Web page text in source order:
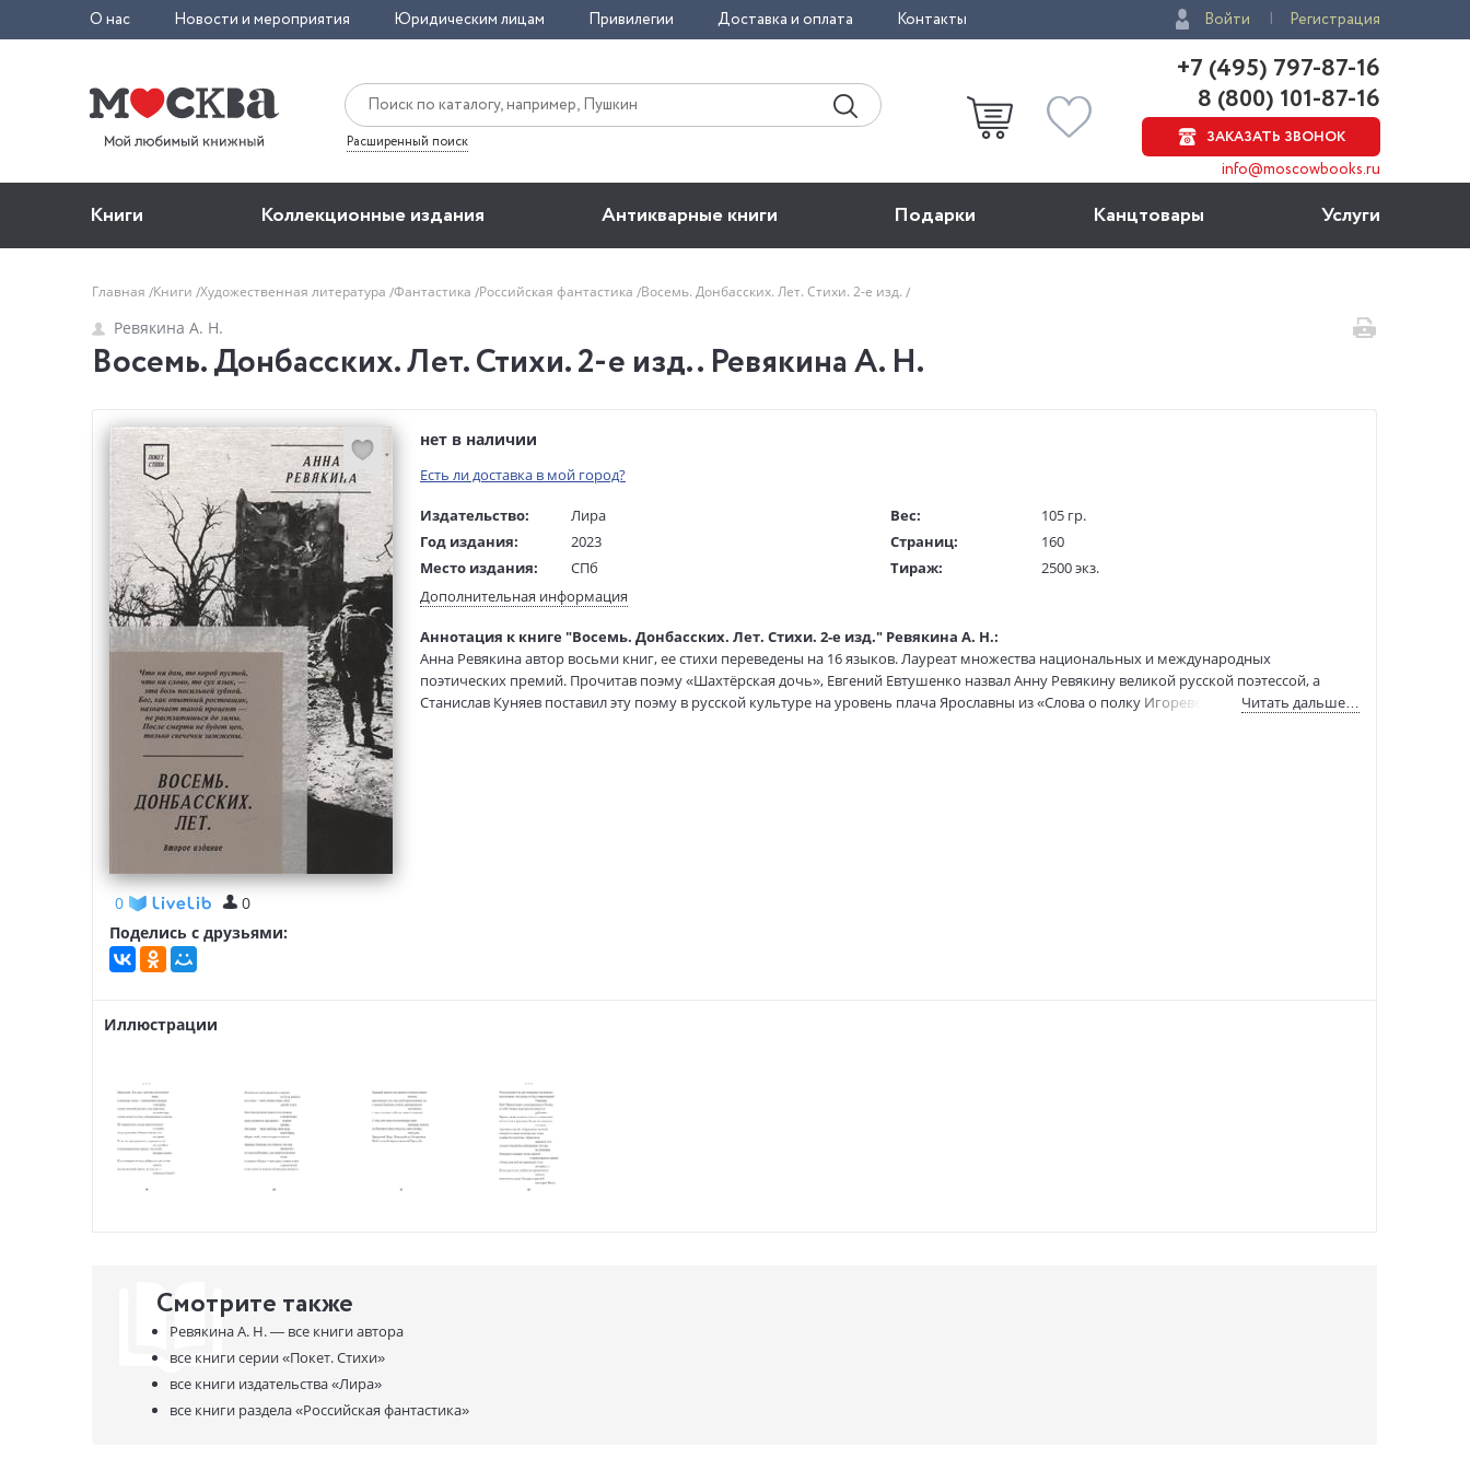
О нас Новости и мероприятия Юридическим лицам Привилегии Доставка и оплата Контакты Войти Регистрация
Расширенный поиск
+7 (495) 797-87-16
8 (800) 101-87-16
ЗАКАЗАТЬ ЗВОНОК
info@moscowbooks.ru
Книги Коллекционные издания Антикварные книги Подарки Канцтовары Услуги
Главная Книги Художественная литература Фантастика Российская фантастика Восемь. Донбасских. Лет. Стихи. 2-е изд.
Ревякина А. Н.
Восемь. Донбасских. Лет. Стихи. 2-е изд.. Ревякина А. Н.
0
0
Поделись с друзьями:
нет в наличии
Есть ли доставка в мой город?
Издательство:
Лира
Год издания:
2023
Место издания:
СПб
Возраст:
16+
Тип обложки:
Мягкая обложка
76х100 1/32
Размеры в мм
180x115x13
Вес:
105 гр.
Страниц:
160
Тираж:
2500 экз.
ISBN:
В продаже с:
21.03.2023
Дополнительная информация
Аннотация к книге "Восемь. Донбасских. Лет. Стихи. 2-е изд." Ревякина А. Н.:
Анна Ревякина автор восьми книг, ее стихи переведены на 16 языков. Лауреат множества национальных и международных
поэтических премий. Прочитав поэму «Шахтёрская дочь», Евгений Евтушенко назвал Анну Ревякину великой русской поэтессой, а
Станислав Куняев поставил эту поэму в русской культуре на уровень плача Ярославны из «Слова о полку Игореве». По произведениям
Читать дальше…
Иллюстрации
Смотрите также
Ревякина А. Н. — все книги автора
все книги серии«Покет. Стихи»
все книги издательства«Лира»
все книги раздела«Российская фантастика»